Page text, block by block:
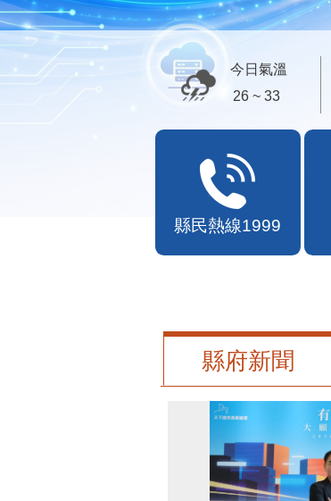
今日氣溫
26 ~ 33
縣民熱線1999
縣府新聞